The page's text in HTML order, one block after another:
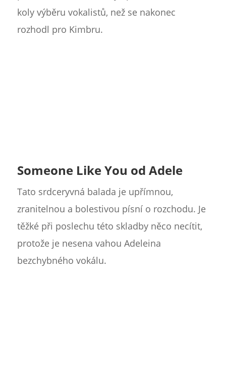
koly výběru vokalistů, než se nakonec
rozhodl pro Kimbru.
Someone Like You od Adele
Tato srdceryvná balada je upřímnou,
zranitelnou a bolestivou písní o rozchodu. Je
těžké při poslechu této skladby něco necítit,
protože je nesena vahou Adeleina
bezchybného vokálu.